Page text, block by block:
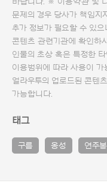
문제의 경우 당사가 책임지
추가 정보가 필요할 수 있
콘텐츠 관련기관에 확인하
인물의 초상 혹은 특정한
이용범위에 따라 사용이
얼라우투의 업로드된 콘텐
가능합니다.
태그
구름 옹성 연주봉